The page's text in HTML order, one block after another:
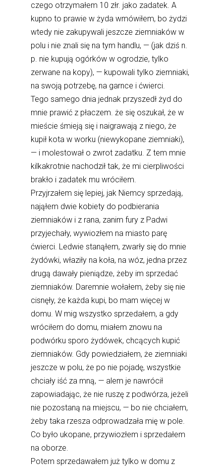
czego otrzymałem 10 złr. jako zadatek. A
kupno to prawie w żyda wmówiłem, bo żydzi
wtedy nie zakupywali jeszcze ziemniaków w
polu i nie znali się na tym handlu, — (jak dziś n.
p. nie kupują ogórków w ogrodzie, tylko
zerwane na kopy), — kupowali tylko ziemniaki,
na swoją potrzebę, na garnce i ćwierci.
Tego samego dnia jednak przyszedł żyd do
mnie prawić z płaczem. że się oszukał, że w
mieście śmieją się i naigrawają z niego, że
kupił kota w worku (niewykopane ziemniaki),
— i molestował o zwrot zadatku. Z tem mnie
kilkakrotnie nachodził tak, że mi cierpliwości
brakło i zadatek mu wróciłem.
Przyjrzałem się lepiej, jak Niemcy sprzedają,
nająłem dwie kobiety do podbierania
ziemniaków i z rana, zanim fury z Padwi
przyjechały, wywiozłem na miasto parę
ćwierci. Ledwie stanąłem, zwarły się do mnie
żydówki, właziły na koła, na wóz, jedna przez
drugą dawały pieniądze, żeby im sprzedać
ziemniaków. Daremnie wołałem, żeby się nie
cisnęły, że każda kupi, bo mam więcej w
domu. W mig wszystko sprzedałem, a gdy
wróciłem do domu, miałem znowu na
podwórku sporo żydówek, chcących kupić
ziemniaków. Gdy powiedziałem, że ziemniaki
jeszcze w polu, że po nie pojadę, wszystkie
chciały iść za mną, — alem je nawrócił
zapowiadając, że nie ruszę z podwórza, jeżeli
nie pozostaną na miejscu, — bo nie chciałem,
żeby taka rzesza odprowadzała mię w pole.
Co było ukopane, przywiozłem i sprzedałem
na oborze.
Potem sprzedawałem już tylko w domu z